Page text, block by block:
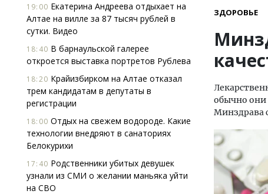
19:00 Екатерина Андреева отдыхает на
Алтае на вилле за 87 тысяч рублей в
сутки. Видео
18:40 В барнаульской галерее
откроется выставка портретов Рублева
18:20 Крайизбирком на Алтае отказал
трем кандидатам в депутаты в
регистрации
18:00 Отдых на свежем водороде. Какие
технологии внедряют в санаториях
Белокурихи
17:40 Родственники убитых девушек
узнали из СМИ о желании маньяка уйти
на СВО
ЗДОРОВЬЕ
обычно они
Минздрава